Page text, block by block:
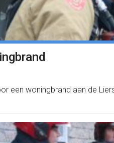
een woningbrand aan de